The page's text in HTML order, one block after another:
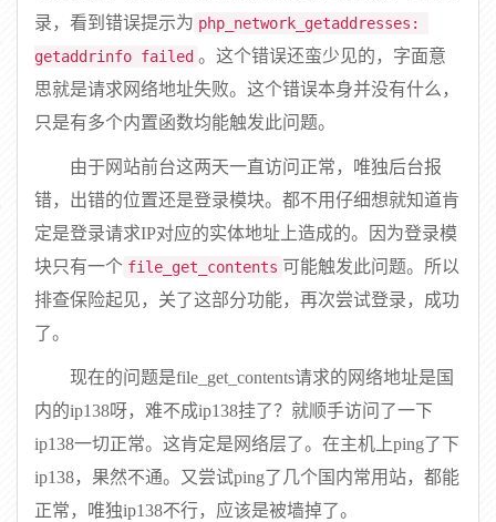
录，看到错误提示为 php_network_getaddresses:
getaddrinfo failed 。这个错误还蛮少见的，字面意
思就是请求网络地址失败。这个错误本身并没有什么，
只是有多个内置函数均能触发此问题。
由于网站前台这两天一直访问正常，唯独后台报
错，出错的位置还是登录模块。都不用仔细想就知道肯
定是登录请求IP对应的实体地址上造成的。因为登录模
块只有一个 file_get_contents 可能触发此问题。所以
排查保险起见，关了这部分功能，再次尝试登录，成功
了。
现在的问题是file_get_contents请求的网络地址是国
内的ip138呀，难不成ip138挂了？就顺手访问了一下
ip138一切正常。这肯定是网络层了。在主机上ping了下
ip138，果然不通。又尝试ping了几个国内常用站，都能
正常，唯独ip138不行，应该是被墙掉了。